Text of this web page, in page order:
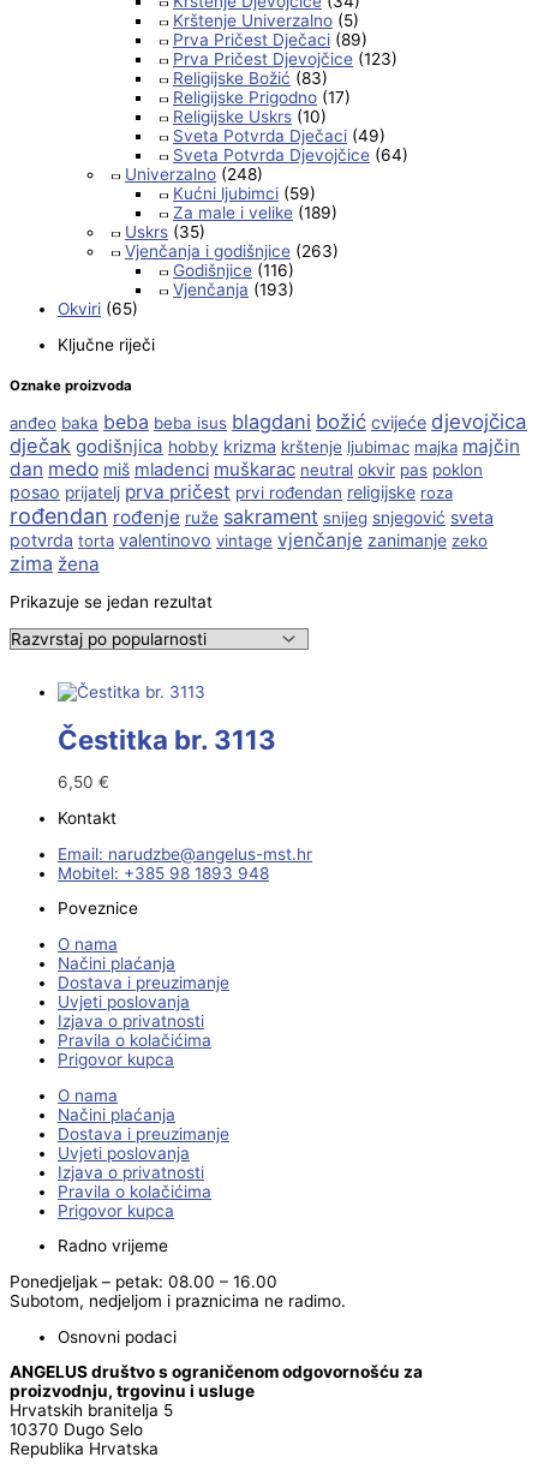
Krštenje Univerzalno (5)
Prva Pričest Dječaci (89)
Prva Pričest Djevojčice (123)
Religijske Božić (83)
Religijske Prigodno (17)
Religijske Uskrs (10)
Sveta Potvrda Dječaci (49)
Sveta Potvrda Djevojčice (64)
Univerzalno (248)
Kućni ljubimci (59)
Za male i velike (189)
Uskrs (35)
Vjenčanja i godišnjice (263)
Godišnjice (116)
Vjenčanja (193)
Okviri (65)
Ključne riječi
Oznake proizvoda
anđeo baka beba beba isus blagdani božić cvijeće djevojčica
dječak godišnjica hobby krizma krštenje ljubimac majka majčin
dan medo miš mladenci muškarac neutral okvir pas poklon
posao prijatelj prva pričest prvi rođendan religijske roza
rođendan rođenje ruže sakrament snijeg snjegović sveta
potvrda torta valentinovo vintage vjenčanje zanimanje zeko
zima žena
Prikazuje se jedan rezultat
Čestitka br. 3113
6,50 €
Kontakt
Email:
rh.tsm-sulegna
@ebzduran
Mobitel: +385 98 1893 948
Poveznice
O nama
Načini plaćanja
Dostava i preuzimanje
Uvjeti poslovanja
Izjava o privatnosti
Pravila o kolačićima
Prigovor kupca
O nama
Načini plaćanja
Dostava i preuzimanje
Uvjeti poslovanja
Izjava o privatnosti
Pravila o kolačićima
Prigovor kupca
Radno vrijeme
Ponedjeljak – petak: 08.00 – 16.00
Subotom, nedjeljom i praznicima ne radimo.
Osnovni podaci
ANGELUS društvo s ograničenom odgovornošću za
proizvodnju, trgovinu i usluge
Hrvatskih branitelja 5
10370 Dugo Selo
Republika Hrvatska